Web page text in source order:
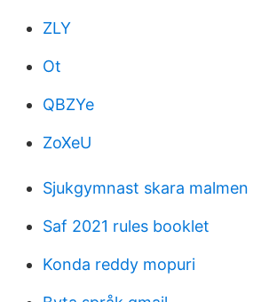
ZLY
Ot
QBZYe
ZoXeU
Sjukgymnast skara malmen
Saf 2021 rules booklet
Konda reddy mopuri